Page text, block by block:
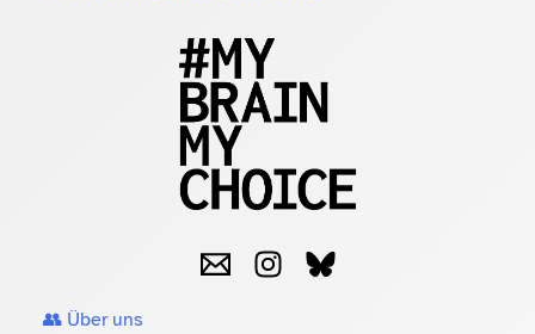
👥 Über uns